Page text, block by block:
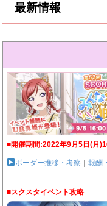
最新情報
■開催期間:2022年9月5日(月
ボーダー推移・考察 ｜報酬
■スクスタイベント攻略